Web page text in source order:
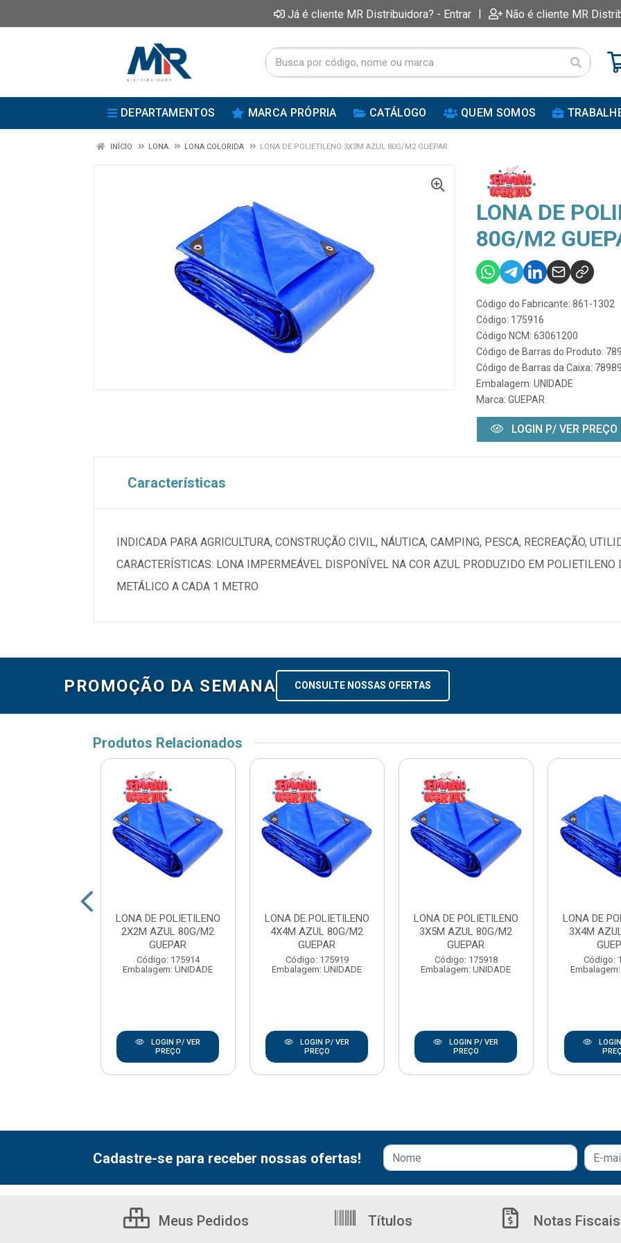
Já é cliente MR Distribuidora? - Entrar | Não é cliente MR
DEPARTAMENTOS MARCA PRÓPRIA CATÁLOGO QUEM SOMOS
INÍCIO LONA LONA COLORIDA LONA DE POLIETILENO 3X3M AZUL 80G/M2 GUEPAR
LONA DE
80G/M2
Código do Fabricante: 861-1302
Código: 175916
Código NCM: 63061200
Código de Barras do Produto:
Código de Barras da Caixa:
Embalagem: UNIDADE
Marca: GUEPAR
LOGIN P/ VER PREÇO
Características
INDICADA PARA AGRICULTURA, CONSTRUÇÃO CIVIL, NÁUTICA, CAMPING, PESCA, RECREAÇÃO,
CARACTERÍSTICAS: LONA IMPERMEÁVEL DISPONÍVEL NA COR AZUL PRODUZIDO EM POLIETILENO
METÁLICO A CADA 1 METRO
PROMOÇÃO DA SEMANA CONSULTE NOSSAS OFERTAS
Produtos Relacionados
LONA DE POLIETILENO
2X2M AZUL 80G/M2
GUEPAR
Código: 175914
Embalagem: UNIDADE
LOGIN P/ VER
PREÇO
LONA DE POLIETILENO
4X4M AZUL 80G/M2
GUEPAR
Código: 175919
Embalagem: UNIDADE
LOGIN P/ VER
PREÇO
LONA DE POLIETILENO
3X5M AZUL 80G/M2
GUEPAR
Código: 175918
Embalagem: UNIDADE
LOGIN P/ VER
PREÇO
LONA DE
3X4M
Código:
Cadastre-se para receber nossas ofertas!
Meus Pedidos Títulos Notas Fiscais